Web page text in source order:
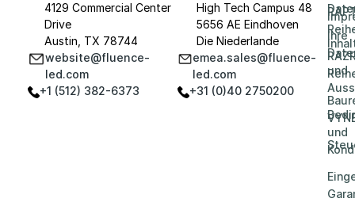
4129 Commercial Center
Drive
Austin, TX 78744
website@fluence-
led.com
+1 (512) 382-6373
High Tech Campus 48
5656 AE Eindhoven
Die Niederlande
emea.sales@fluence-
led.com
+31 (0)40 2750200
Ihre
und
und